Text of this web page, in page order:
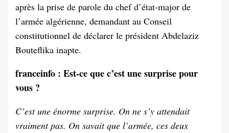
après la prise de parole du chef d’état-major de
l’armée algérienne, demandant au Conseil
constitutionnel de déclarer le président Abdelaziz
Bouteflika inapte.
franceinfo : Est-ce que c’est une surprise pour
vous ?
C’est une énorme surprise. On ne s’y attendait
vraiment pas. On savait que l’armée, ces deux